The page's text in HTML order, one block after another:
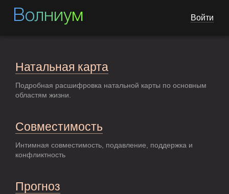
Волниум Войти
Натальная карта
Подробная расшифровка натальной карты по основным
областям жизни.
Совместимость
Интимная совместимость, подавление, поддержка и
конфликтность
Прогноз